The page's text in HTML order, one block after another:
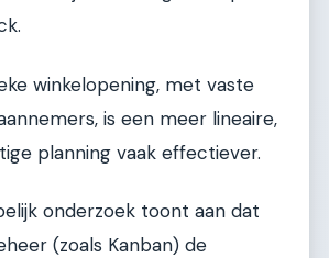
winkelopening, met vaste
is een meer lineaire,
planning vaak effectiever.
onderzoek toont aan dat
(zoals Kanban) de